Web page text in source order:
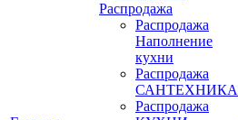
Распродажа
Распродажа
Наполнение
кухни
Распродажа
САНТЕХНИКА
Распродажа